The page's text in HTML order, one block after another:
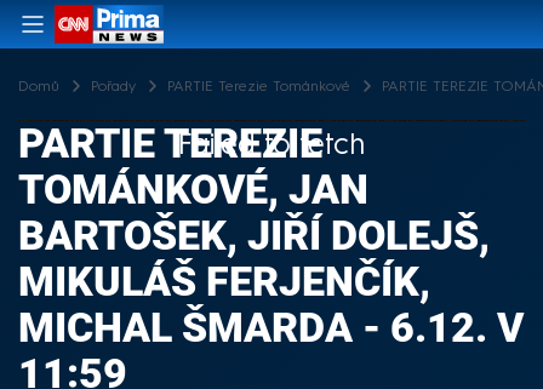
Domů Pořady PARTIE Terezie Tománkové PARTIE TEREZIE
Failed to fetch
PARTIE TEREZIE
TOMÁNKOVÉ, JAN
BARTOŠEK, JIŘÍ DOLEJŠ,
MIKULÁŠ FERJENČÍK,
MICHAL ŠMARDA - 6.12. V
11:59